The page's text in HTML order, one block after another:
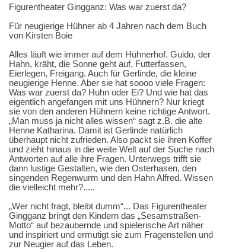
Figurentheater Gingganz: Was war zuerst da?
Für neugierige Hühner ab 4 Jahren nach dem Buch
von Kirsten Boie
Alles läuft wie immer auf dem Hühnerhof. Guido, der
Hahn, kräht, die Sonne geht auf, Futterfassen,
Eierlegen, Freigang. Auch für Gerlinde, die kleine
neugierige Henne. Aber sie hat soooo viele Fragen:
Was war zuerst da? Huhn oder Ei? Und wie hat das
eigentlich angefangen mit uns Hühnern? Nur kriegt
sie von den anderen Hühnern keine richtige Antwort.
„Man muss ja nicht alles wissen“ sagt z.B. die alte
Henne Katharina. Damit ist Gerlinde natürlich
überhaupt nicht zufrieden. Also packt sie ihren Koffer
und zieht hinaus in die weite Welt auf der Suche nach
Antworten auf alle ihre Fragen. Unterwegs trifft sie
dann lustige Gestalten, wie den Osterhasen, den
singenden Regenwurm und den Hahn Alfred. Wissen
die vielleicht mehr?.....
„Wer nicht fragt, bleibt dumm“... Das Figurentheater
Gingganz bringt den Kindern das „Sesamstraßen-
Motto“ auf bezaubernde und spielerische Art näher
und inspiriert und ermutigt sie zum Fragenstellen und
zur Neugier auf das Leben.